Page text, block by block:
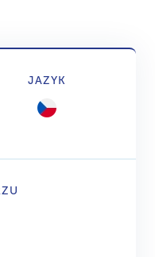
JAZYK